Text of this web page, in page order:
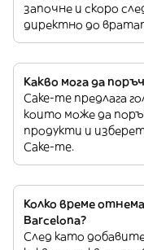
започне и скоро
директно до
Какво мога да
Cake-me предлага
които може да
продукти и
Cake-me.
Колко време
Barcelona?
След като